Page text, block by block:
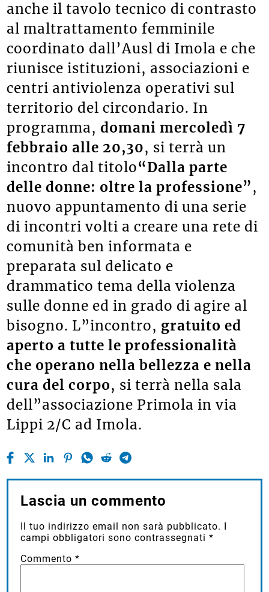
anche il tavolo tecnico di contrasto
al maltrattamento femminile
coordinato dall’Ausl di Imola e che
riunisce istituzioni, associazioni e
centri antiviolenza operativi sul
territorio del circondario. In
programma,domani mercoledì 7
febbraio alle 20,30, si terrà un
incontro dal titolo“Dalla parte
delle donne: oltre la professione”,
nuovo appuntamento di una serie
di incontri volti a creare una rete di
comunità ben informata e
preparata sul delicato e
drammatico tema della violenza
sulle donne ed in grado di agire al
bisogno. L”incontro, gratuito ed
aperto a tutte le professionalità
che operano nella bellezza e nella
cura del corpo, si terrà nella sala
dell”associazione Primola in via
Lippi 2/C ad Imola.
Lascia un commento
Il tuo indirizzo email non sarà pubblicato.
campi obbligatori sono contrassegnati*
Commento*